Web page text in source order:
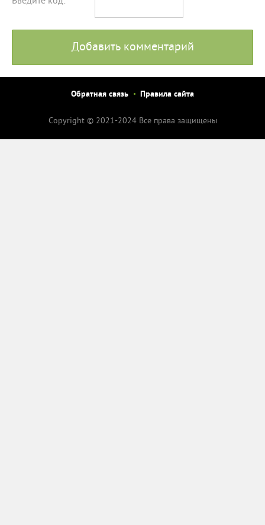
Добавить комментарий
Обратная связь Правила сайта
Copyright © 2021-2024 Все права защищены